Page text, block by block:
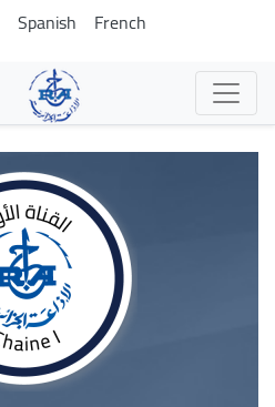
Aller
au
contenu
principal
Spanish French